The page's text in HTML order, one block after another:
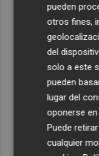
pueden
otros fines,
del
solo a este
pueden
lugar del
oponerse
Puede
cualquier